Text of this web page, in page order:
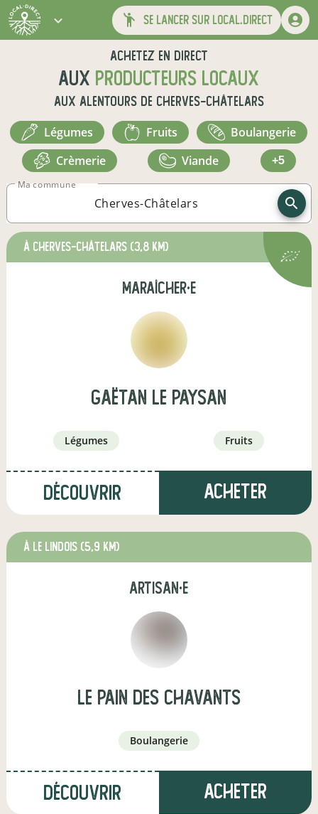
se lancer sur local.direct
Achetez en direct
aux producteurs locaux
aux alentours de Cherves-Châtelars
légumes fruits
boulangerie
crèmerie
viande +5
Ma commune
à Cherves-Châtelars (3,8 km)
maraîcher·e
Gaëtan le paysan
légumes fruits
Découvrir Acheter
à Le Lindois (5,9 km)
artisan·e
Le pain des Chavants
boulangerie
Découvrir Acheter